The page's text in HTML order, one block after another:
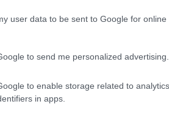
user data to be sent to Google for online
to send me personalized advertising.
to enable storage related to
in apps.